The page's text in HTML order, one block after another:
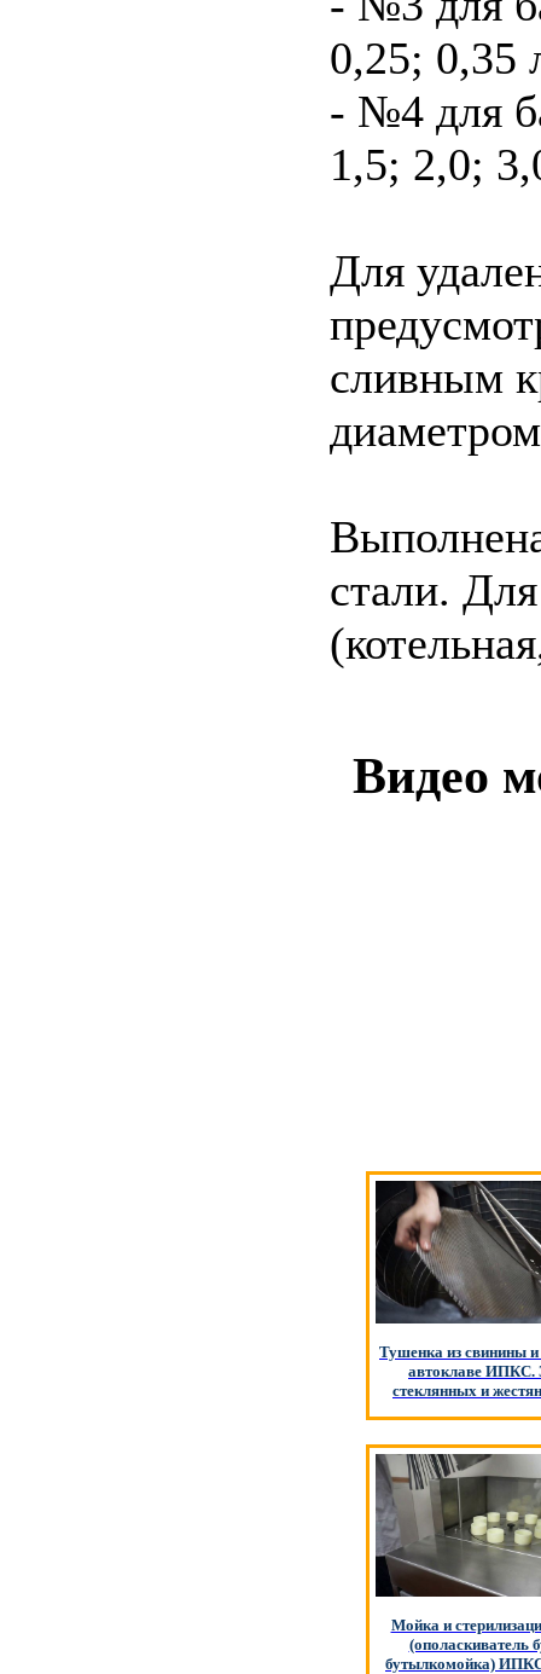
0,25; 0,35
- №4 для
1,5; 2,0;
Для
сливным
стали.
Видео
Тушенка из свинины и
автоклаве ИПКС.
стеклянных и
Мойка и
(ополаскиватель
бутылкомойка)